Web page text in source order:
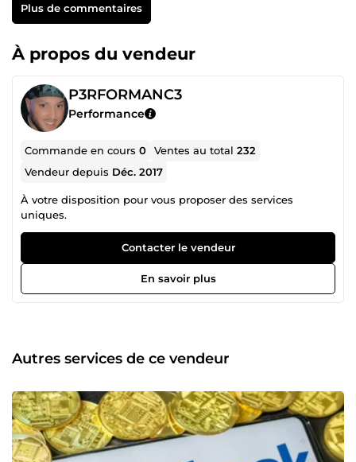
Plus de commentaires
À propos du vendeur
P3RFORMANC3
Performance
Commande en cours0 Ventes au total232
Vendeur depuis Déc. 2017
À votre disposition pour vous proposer des services
uniques.
Contacter le vendeur
En savoir plus
Autres services de ce vendeur